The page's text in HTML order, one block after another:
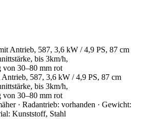
587, 3,6 kW / 4,9 PS, 87 cm
bis 3km/h,
von 30–80 mm rot
· Radantrieb: vorhanden · Gewicht:
Kunststoff, Stahl